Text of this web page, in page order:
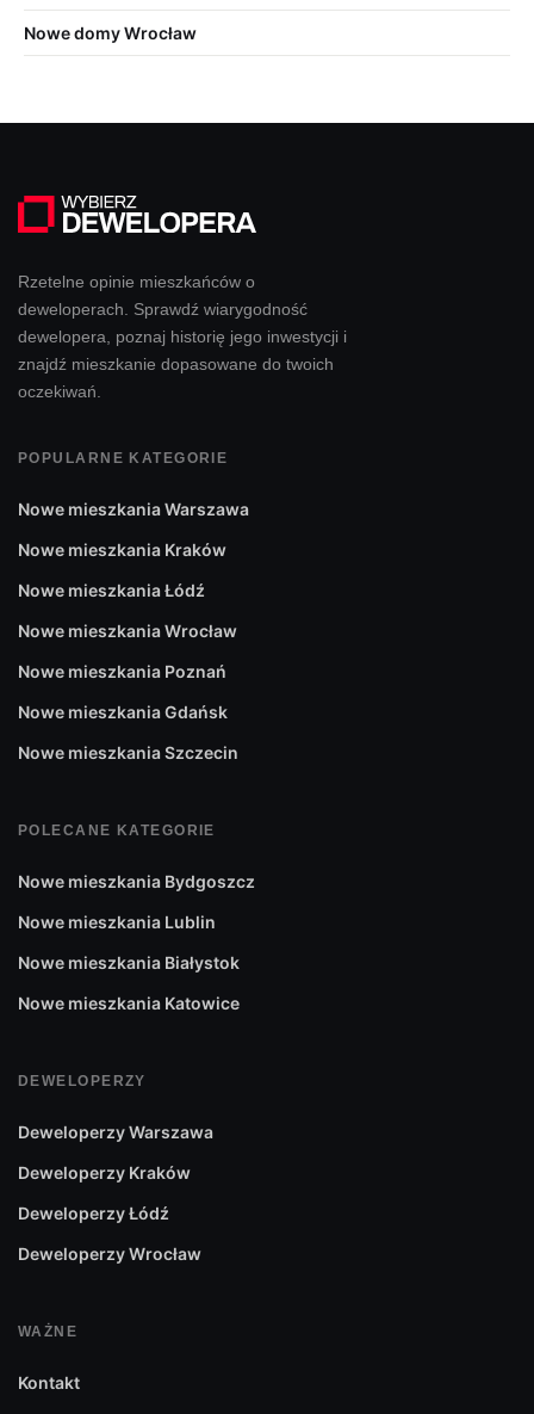
Nowe domy Wrocław
Rzetelne opinie mieszkańców o
deweloperach. Sprawdź wiarygodność
dewelopera, poznaj historię jego inwestycji i
znajdź mieszkanie dopasowane do twoich
oczekiwań.
POPULARNE KATEGORIE
Nowe mieszkania Warszawa
Nowe mieszkania Kraków
Nowe mieszkania Łódź
Nowe mieszkania Wrocław
Nowe mieszkania Poznań
Nowe mieszkania Gdańsk
Nowe mieszkania Szczecin
POLECANE KATEGORIE
Nowe mieszkania Bydgoszcz
Nowe mieszkania Lublin
Nowe mieszkania Białystok
Nowe mieszkania Katowice
DEWELOPERZY
Deweloperzy Warszawa
Deweloperzy Kraków
Deweloperzy Łódź
Deweloperzy Wrocław
WAŻNE
Kontakt